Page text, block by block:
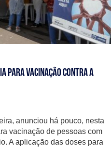
para vacinação contra a
anunciou há pouco, nesta
vacinação de pessoas com
A aplicação das doses para